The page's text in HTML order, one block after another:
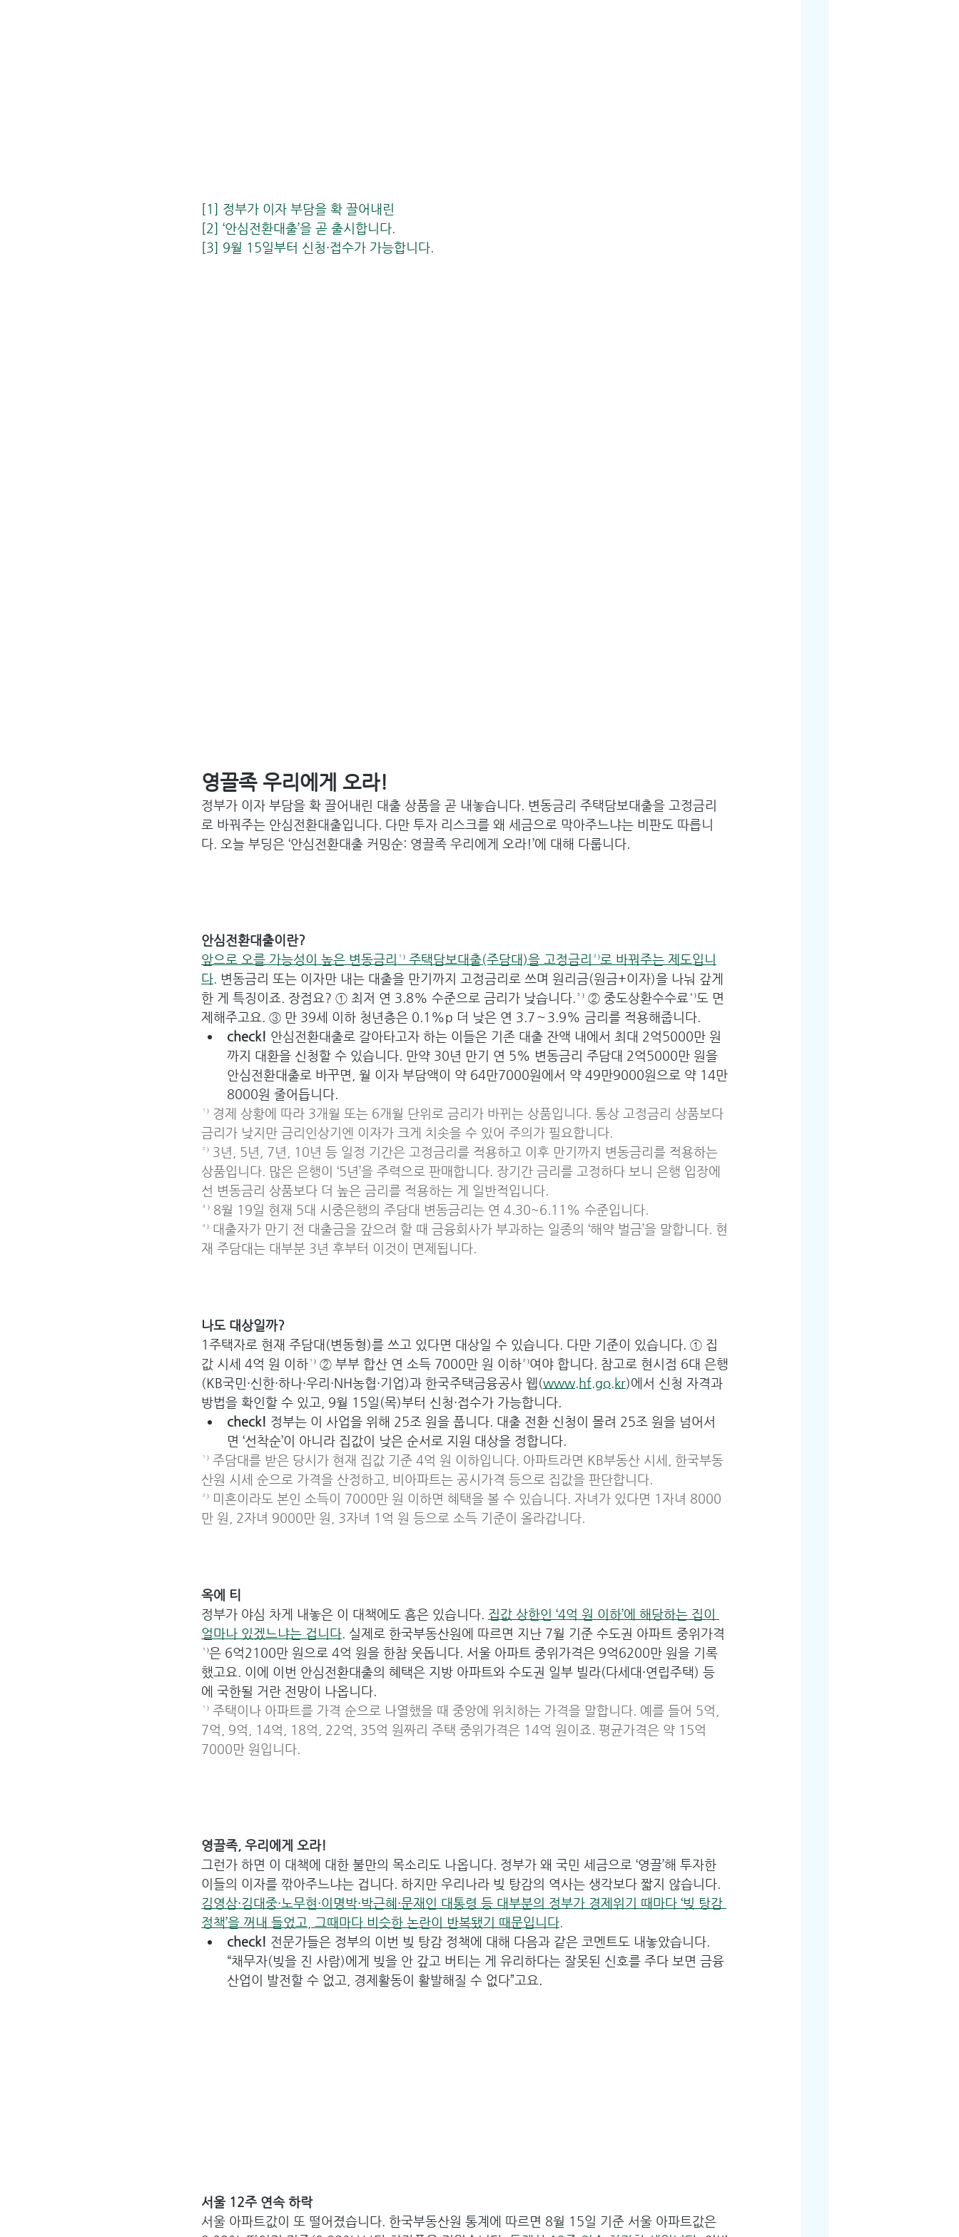
[1] 정부가 이자 부담을 확 끌어내린
[2] ‘안심전환대출’을 곧 출시합니다.
[3] 9월 15일부터 신청·접수가 가능합니다.
영끌족 우리에게 오라!
정부가 이자 부담을 확 끌어내린 대출 상품을 곧 내놓습니다. 변동금리 주택담보대출을 고정금리
로 바꿔주는 안심전환대출입니다. 다만 투자 리스크를 왜 세금으로 막아주느냐는 비판도 따릅니
다. 오늘 부딩은 ‘안심전환대출 커밍순: 영끌족 우리에게 오라!’에 대해 다룹니다.
안심전환대출이란?
앞으로 오를 가능성이 높은 변동금리¹⁾ 주택담보대출(주담대)을 고정금리²⁾로 바꿔주는 제도입니
다. 변동금리 또는 이자만 내는 대출을 만기까지 고정금리로 쓰며 원리금(원금+이자)을 나눠 갚게
한 게 특징이죠. 장점요? ① 최저 연 3.8% 수준으로 금리가 낮습니다.³⁾ ② 중도상환수수료⁴⁾도 면
제해주고요. ③ 만 39세 이하 청년층은 0.1%p 더 낮은 연 3.7∼3.9% 금리를 적용해줍니다.
check! 안심전환대출로 갈아타고자 하는 이들은 기존 대출 잔액 내에서 최대 2억5000만 원
까지 대환을 신청할 수 있습니다. 만약 30년 만기 연 5% 변동금리 주담대 2억5000만 원을
안심전환대출로 바꾸면, 월 이자 부담액이 약 64만7000원에서 약 49만9000원으로 약 14만
8000원 줄어듭니다.
¹⁾ 경제 상황에 따라 3개월 또는 6개월 단위로 금리가 바뀌는 상품입니다. 통상 고정금리 상품보다
금리가 낮지만 금리인상기엔 이자가 크게 치솟을 수 있어 주의가 필요합니다.
²⁾ 3년, 5년, 7년, 10년 등 일정 기간은 고정금리를 적용하고 이후 만기까지 변동금리를 적용하는
상품입니다. 많은 은행이 ‘5년’을 주력으로 판매합니다. 장기간 금리를 고정하다 보니 은행 입장에
선 변동금리 상품보다 더 높은 금리를 적용하는 게 일반적입니다.
³⁾ 8월 19일 현재 5대 시중은행의 주담대 변동금리는 연 4.30~6.11% 수준입니다.
⁴⁾ 대출자가 만기 전 대출금을 갚으려 할 때 금융회사가 부과하는 일종의 ‘해약 벌금’을 말합니다. 현
재 주담대는 대부분 3년 후부터 이것이 면제됩니다.
나도 대상일까?
1주택자로 현재 주담대(변동형)를 쓰고 있다면 대상일 수 있습니다. 다만 기준이 있습니다. ① 집
값 시세 4억 원 이하¹⁾ ② 부부 합산 연 소득 7000만 원 이하²⁾여야 합니다. 참고로 현시점 6대 은행
(KB국민·신한·하나·우리·NH농협·기업)과 한국주택금융공사 웹(www.hf.go.kr)에서 신청 자격과
방법을 확인할 수 있고, 9월 15일(목)부터 신청·접수가 가능합니다.
check! 정부는 이 사업을 위해 25조 원을 풉니다. 대출 전환 신청이 몰려 25조 원을 넘어서
면 ‘선착순’이 아니라 집값이 낮은 순서로 지원 대상을 정합니다.
¹⁾ 주담대를 받은 당시가 현재 집값 기준 4억 원 이하입니다. 아파트라면 KB부동산 시세, 한국부동
산원 시세 순으로 가격을 산정하고, 비아파트는 공시가격 등으로 집값을 판단합니다.
²⁾ 미혼이라도 본인 소득이 7000만 원 이하면 혜택을 볼 수 있습니다. 자녀가 있다면 1자녀 8000
만 원, 2자녀 9000만 원, 3자녀 1억 원 등으로 소득 기준이 올라갑니다.
옥에 티
정부가 야심 차게 내놓은 이 대책에도 흠은 있습니다. 집값 상한인 ‘4억 원 이하’에 해당하는 집이
얼마나 있겠느냐는 겁니다. 실제로 한국부동산원에 따르면 지난 7월 기준 수도권 아파트 중위가격
¹⁾은 6억2100만 원으로 4억 원을 한참 웃돕니다. 서울 아파트 중위가격은 9억6200만 원을 기록
했고요. 이에 이번 안심전환대출의 혜택은 지방 아파트와 수도권 일부 빌라(다세대·연립주택) 등
에 국한될 거란 전망이 나옵니다.
¹⁾ 주택이나 아파트를 가격 순으로 나열했을 때 중앙에 위치하는 가격을 말합니다. 예를 들어 5억,
7억, 9억, 14억, 18억, 22억, 35억 원짜리 주택 중위가격은 14억 원이죠. 평균가격은 약 15억
7000만 원입니다.
영끌족, 우리에게 오라!
그런가 하면 이 대책에 대한 불만의 목소리도 나옵니다. 정부가 왜 국민 세금으로 ‘영끌’해 투자한
이들의 이자를 깎아주느냐는 겁니다. 하지만 우리나라 빚 탕감의 역사는 생각보다 짧지 않습니다.
김영삼·김대중·노무현·이명박·박근혜·문재인 대통령 등 대부분의 정부가 경제위기 때마다 ‘빚 탕감
정책’을 꺼내 들었고, 그때마다 비슷한 논란이 반복됐기 때문입니다.
check! 전문가들은 정부의 이번 빚 탕감 정책에 대해 다음과 같은 코멘트도 내놓았습니다.
“채무자(빚을 진 사람)에게 빚을 안 갚고 버티는 게 유리하다는 잘못된 신호를 주다 보면 금융
산업이 발전할 수 없고, 경제활동이 활발해질 수 없다”고요.
서울 12주 연속 하락
서울 아파트값이 또 떨어졌습니다. 한국부동산원 통계에 따르면 8월 15일 기준 서울 아파트값은